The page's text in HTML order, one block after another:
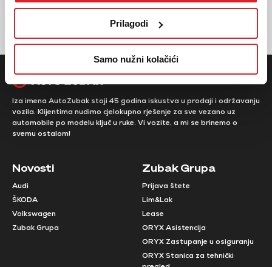
Prilagodi
Samo nužni kolačići
Iza imena AutoZubak stoji 45 godina iskustva u prodaji i održavanju
vozila. Klijentima nudimo cjelokupno rješenje za sve vezano uz
automobile po modelu ključ u ruke. Vi vozite, a mi se brinemo o
svemu ostalom!
Novosti
Audi
ŠKODA
Volkswagen
Zubak Grupa
Zubak Grupa
Prijava štete
Lim&Lak
Lease
ORYX Asistencija
ORYX Zastupanje u osiguranju
ORYX Stanica za tehnički